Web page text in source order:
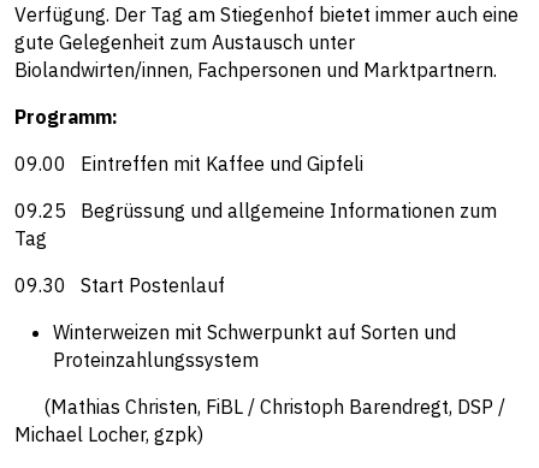
Verfügung. Der Tag am Stiegenhof bietet immer auch eine
gute Gelegenheit zum Austausch unter
Biolandwirten/innen, Fachpersonen und Marktpartnern.
Programm:
09.00 Eintreffen mit Kaffee und Gipfeli
09.25 Begrüssung und allgemeine Informationen zum
Tag
09.30 Start Postenlauf
Winterweizen mit Schwerpunkt auf Sorten und
Proteinzahlungssystem
(Mathias Christen, FiBL / Christoph Barendregt, DSP /
Michael Locher, gzpk)